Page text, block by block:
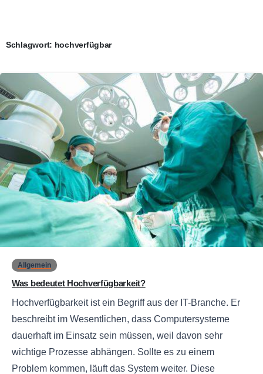
Schlagwort: hochverfügbar
0
Allgemein
Was bedeutet Hochverfügbarkeit?
Hochverfügbarkeit ist ein Begriff aus der IT-Branche. Er
beschreibt im Wesentlichen, dass Computersysteme
dauerhaft im Einsatz sein müssen, weil davon sehr
wichtige Prozesse abhängen. Sollte es zu einem
Problem kommen, läuft das System weiter. Diese